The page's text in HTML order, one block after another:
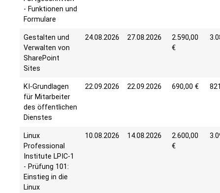
- Funktionen und
Formulare
Gestalten und
Verwalten von
SharePoint
Sites
24.08.2026 27.08.2026
2.590,00
€
KI-Grundlagen
für Mitarbeiter
des öffentlichen
Dienstes
22.09.2026 22.09.2026 690,00 €
Linux
Professional
Institute LPIC-1
- Prüfung 101:
Einstieg in die
Linux
10.08.2026 14.08.2026
2.600,00
€